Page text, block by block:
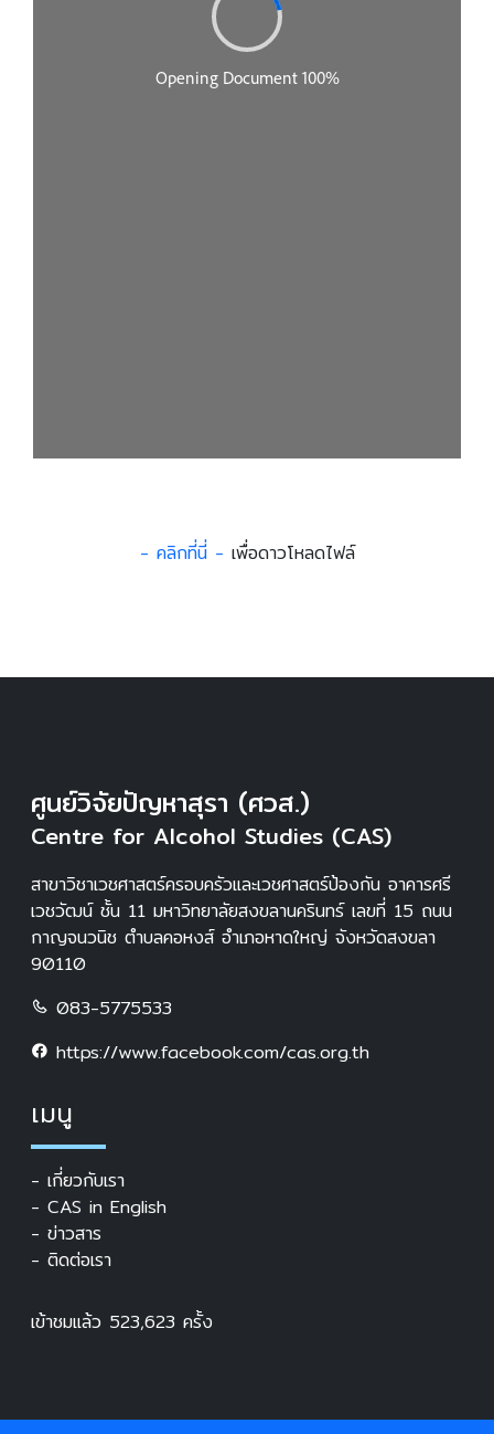
- คลิกที่นี่ - เพื่อดาวโหลดไฟล์
ศูนย์วิจัยปัญหาสุรา (ศวส.)
Centre for Alcohol Studies (CAS)
สาขาวิชาเวชศาสตร์ครอบครัวและเวชศาสตร์ป้องกัน อาคารศรี
เวชวัฒน์ ชั้น 11 มหาวิทยาลัยสงขลานครินทร์ เลขที่ 15 ถนน
กาญจนวนิช ตำบลคอหงส์ อำเภอหาดใหญ่ จังหวัดสงขลา
90110
083-5775533
https://www.facebook.com/cas.org.th
เมนู
- เกี่ยวกับเรา
- CAS in English
- ข่าวสาร
- ติดต่อเรา
เข้าชมแล้ว 523,623 ครั้ง